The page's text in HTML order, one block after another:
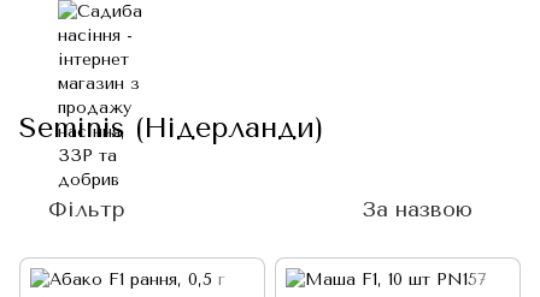
Seminis (Нідерланди)
Фільтр За назвою